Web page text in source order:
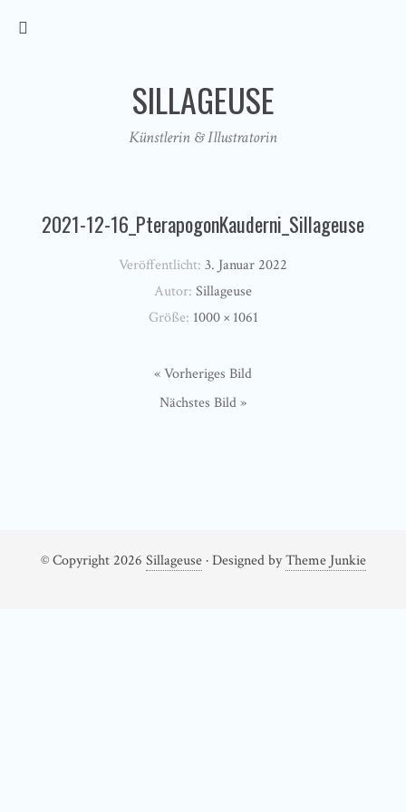
SILLAGEUSE
Künstlerin & Illustratorin
2021-12-16_PterapogonKauderni_Sillageuse
Veröffentlicht: 3. Januar 2022
Autor: Sillageuse
Größe: 1000 × 1061
« Vorheriges Bild
Nächstes Bild »
© Copyright 2026 Sillageuse· Designed byTheme Junkie